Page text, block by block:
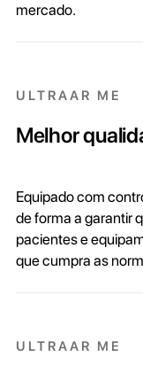
mercado.
ULTRAAR ME
Melhor
Equipado com
de forma a garantir
pacientes e
que cumpra as
ULTRAAR ME